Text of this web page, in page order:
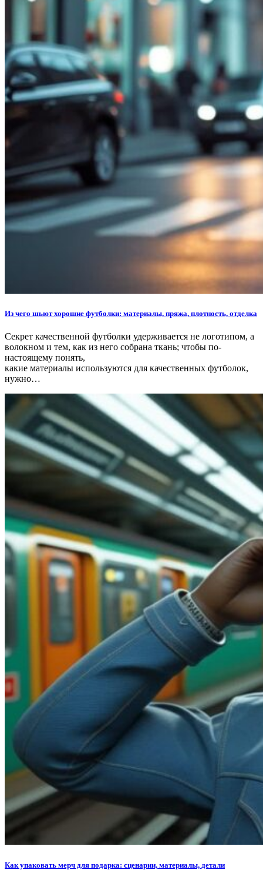
Из чего шьют хорошие футболки: материалы, пряжа, плотность, отделка
Секрет качественной футболки удерживается не логотипом, а
волокном и тем, как из него собрана ткань; чтобы по-
настоящему понять,
какие материалы используются для качественных футболок,
нужно…
Как упаковать мерч для подарка: сценарии, материалы, детали